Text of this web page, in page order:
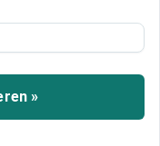
auf
von
»